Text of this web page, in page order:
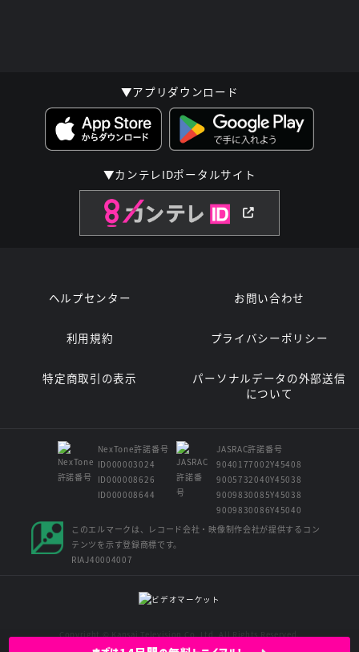
▼アプリダウンロード
▼カンテレIDポータルサイト
ヘルプセンター お問い合わせ
利用規約 プライバシーポリシー
特定商取引の表示
パーソナルデータの外部送信
について
NexTone許諾番号
ID000003024
ID000008626
ID000008644
JASRAC許諾番号
9040177002Y45408
9005732040Y45038
9009830085Y45038
9009830086Y45040
このエルマークは、レコード会社・映像制作会社が提供するコン
テンツを示す登録商標です。
RIAJ40004007
Copyright © Kansai Television Co. Ltd. All Rights Reserved.